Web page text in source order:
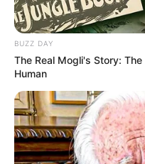
BUZZ DAY
The Real Mogli's Story:
Human